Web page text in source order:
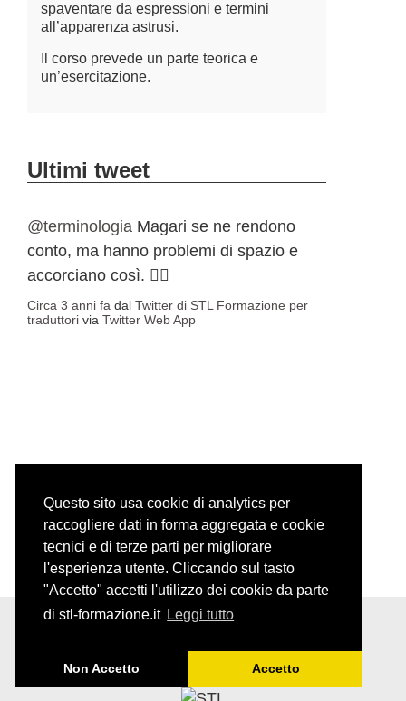
Questo sito usa cookie di analytics per
raccogliere dati in forma aggregata e cookie
tecnici e di terze parti per migliorare
l'esperienza utente. Cliccando sul tasto
"Accetto" accetti l'utilizzo dei cookie da parte
di stl-formazione.it Leggi tutto
Non Accetto Accetto
spaventare da espressioni e termini
all’apparenza astrusi.
Il corso prevede un parte teorica e
un’esercitazione.
Ultimi tweet
@terminologia Magari se ne rendono
conto, ma hanno problemi di spazio e
accorciano così. 🤷‍♀️
Circa 3 anni fa dal Twitter di STL Formazione per
traduttori via Twitter Web App